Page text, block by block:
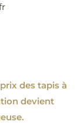
des tapis à
devient